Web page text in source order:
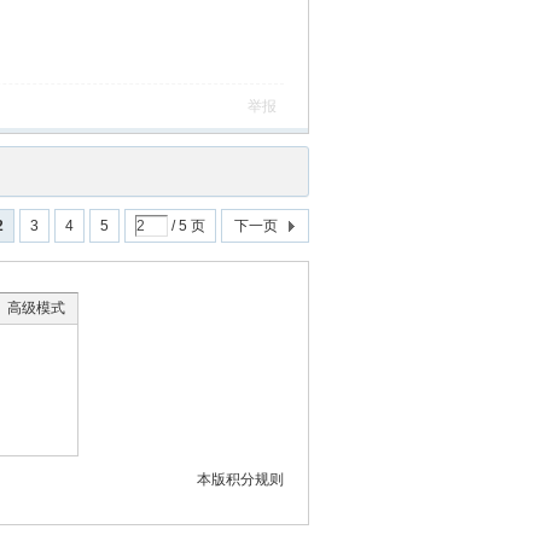
举报
3 4 5 / 5 页 下一页
高级模式
本版积分规则